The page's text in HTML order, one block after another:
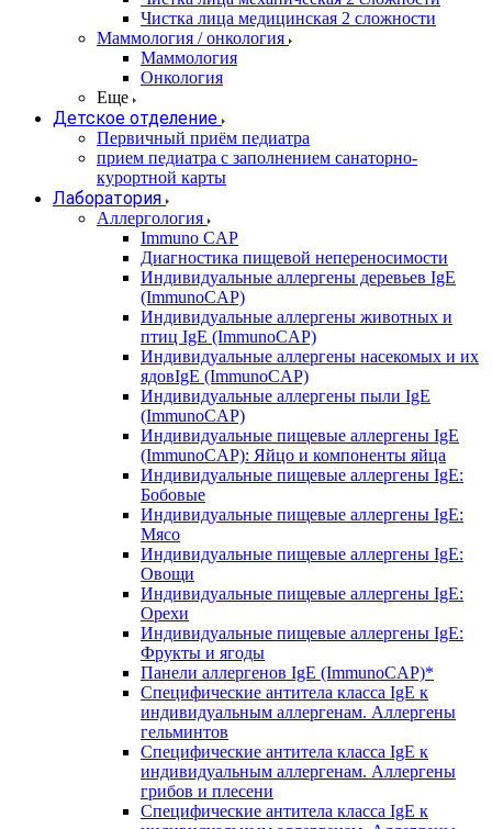
Чистка лица медицинская 2 сложности
Маммология / онкология
Маммология
Онкология
Еще
Детское отделение
Первичный приём педиатра
прием педиатра с заполнением санаторно-
курортной карты
Лаборатория
Аллергология
Immuno CAP
Диагностика пищевой непереносимости
Индивидуальные аллергены деревьев IgE
(ImmunoCAP)
Индивидуальные аллергены животных и
птиц IgE (ImmunoCAP)
Индивидуальные аллергены насекомых и их
ядовIgE (ImmunoCAP)
Индивидуальные аллергены пыли IgE
(ImmunoCAP)
Индивидуальные пищевые аллергены IgE
(ImmunoCAP): Яйцо и компоненты яйца
Индивидуальные пищевые аллергены IgE:
Бобовые
Индивидуальные пищевые аллергены IgE:
Мясо
Индивидуальные пищевые аллергены IgE:
Овощи
Индивидуальные пищевые аллергены IgE:
Орехи
Индивидуальные пищевые аллергены IgE:
Фрукты и ягоды
Панели аллергенов IgE (ImmunoCAP)*
Специфические антитела класса IgE к
индивидуальным аллергенам. Аллергены
гельминтов
Специфические антитела класса IgE к
индивидуальным аллергенам. Аллергены
грибов и плесени
Специфические антитела класса IgE к